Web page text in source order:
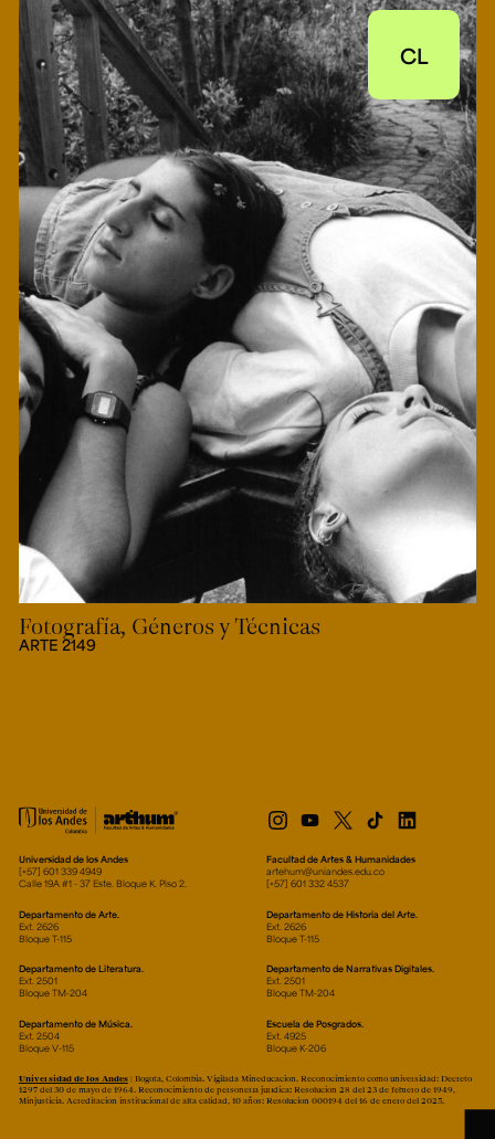
CL
Fotografía, Géneros y Técnicas
ARTE 2149
Universidad de los Andes
[+57] 601 339 4949
Calle 19A #1 - 37 Este. Bloque K. Piso 2.
Facultad de Artes & Humanidades
artehum@uniandes.edu.co
[+57] 601 332 4537
Departamento de Arte.
Ext. 2626
Bloque T-115
Departamento de Historia del Arte.
Ext. 2626
Bloque T-115
Departamento de Literatura.
Ext. 2501
Bloque TM-204
Departamento de Narrativas Digitales.
Ext. 2501
Bloque TM-204
Departamento de Música.
Ext. 2504
Bloque V-115
Escuela de Posgrados.
Ext. 4925
Bloque K-206
Universidad de los Andes| Bogotá, Colombia. Vigilada Mineducación. Reconocimiento como universidad: Decreto
1297 del 30 de mayo de 1964. Reconocimiento de personería jurídica: Resolución 28 del 23 de febrero de 1949,
Minjusticia. Acreditación institucional de alta calidad, 10 años: Resolución 000194 del 16 de enero del 2025.